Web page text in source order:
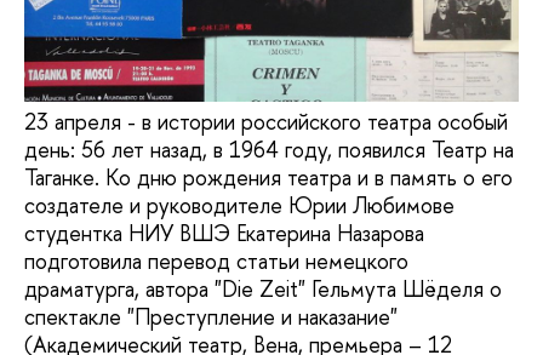
23 апреля - в истории российского театра особый
день: 56 лет назад, в 1964 году, появился Театр на
Таганке. Ко дню рождения театра и в память о его
создателе и руководителе Юрии Любимове
студентка НИУ ВШЭ Екатерина Назарова
подготовила перевод статьи немецкого
драматурга, автора "Die Zeit" Гельмута Шёделя о
спектакле "Преступление и наказание"
(Академический театр, Вена, премьера – 12